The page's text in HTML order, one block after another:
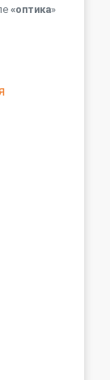
«оптика»